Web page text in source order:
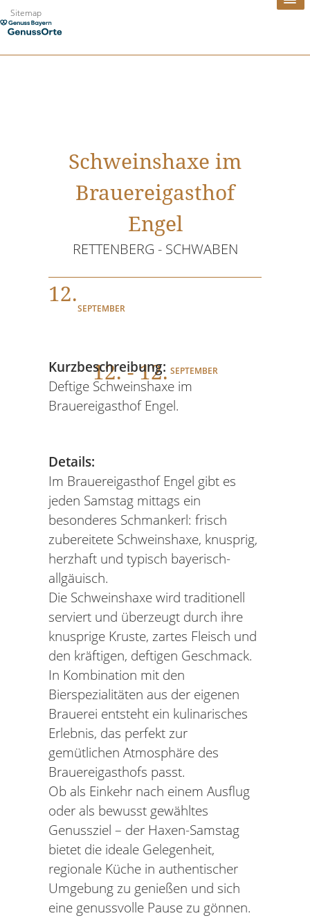
Zum
Inhalt
Sitemap
Schweinshaxe im
Brauereigasthof
Engel
RETTENBERG - SCHWABEN
12.
SEPTEMBER
12. - 12. SEPTEMBER
Kurzbeschreibung:
Deftige Schweinshaxe im
Brauereigasthof Engel.
Details:
Im Brauereigasthof Engel gibt es
jeden Samstag mittags ein
besonderes Schmankerl: frisch
zubereitete Schweinshaxe, knusprig,
herzhaft und typisch bayerisch-
allgäuisch.
Die Schweinshaxe wird traditionell
serviert und überzeugt durch ihre
knusprige Kruste, zartes Fleisch und
den kräftigen, deftigen Geschmack.
In Kombination mit den
Bierspezialitäten aus der eigenen
Brauerei entsteht ein kulinarisches
Erlebnis, das perfekt zur
gemütlichen Atmosphäre des
Brauereigasthofs passt.
Ob als Einkehr nach einem Ausflug
oder als bewusst gewähltes
Genussziel – der Haxen-Samstag
bietet die ideale Gelegenheit,
regionale Küche in authentischer
Umgebung zu genießen und sich
eine genussvolle Pause zu gönnen.